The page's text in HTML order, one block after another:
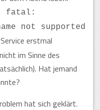
fatal:
not supported
erstmal
im Sinne des
Hat jemand
hat sich geklärt.